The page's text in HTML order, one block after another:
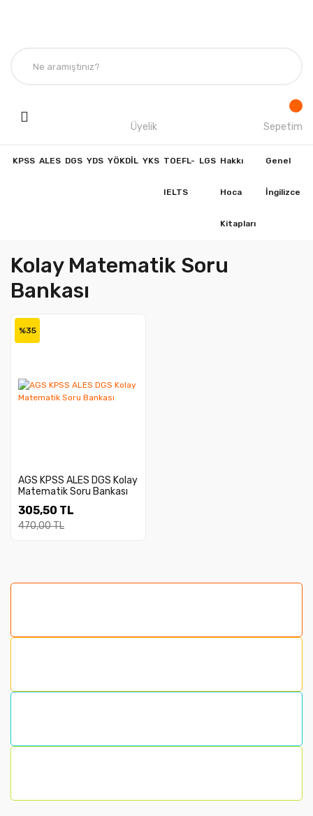
Üyelik Sepetim
KPSS ALES DGS YDS YÖKDİL YKS TOEFL-
IELTS
LGS Hakkı
Hoca
Kitapları
Genel
İngilizce
Kolay Matematik Soru
Bankası
%35
AGS KPSS ALES DGS Kolay
Matematik Soru Bankası
305,50 TL
470,00 TL